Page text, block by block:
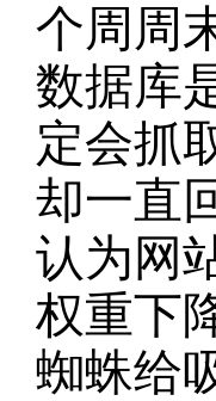
个周周
数据库
定会抓
却一直
认为网
权重下
蜘蛛给